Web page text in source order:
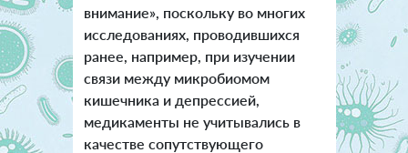
внимание», поскольку во многих
исследованиях, проводившихся
ранее, например, при изучении
связи между микробиомом
кишечника и депрессией,
медикаменты не учитывались в
качестве сопутствующего